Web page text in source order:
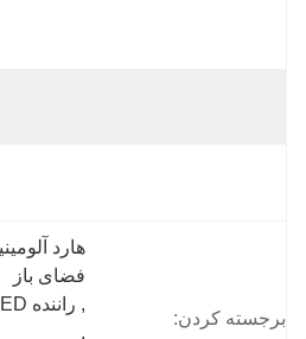
برجسته کردن:
فضای باز
, راننده LED در فضای باز بدون فلکر
,